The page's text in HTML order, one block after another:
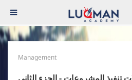
Management